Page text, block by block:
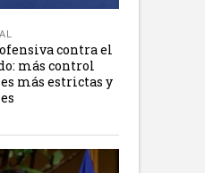
contra el
más control
más estrictas y